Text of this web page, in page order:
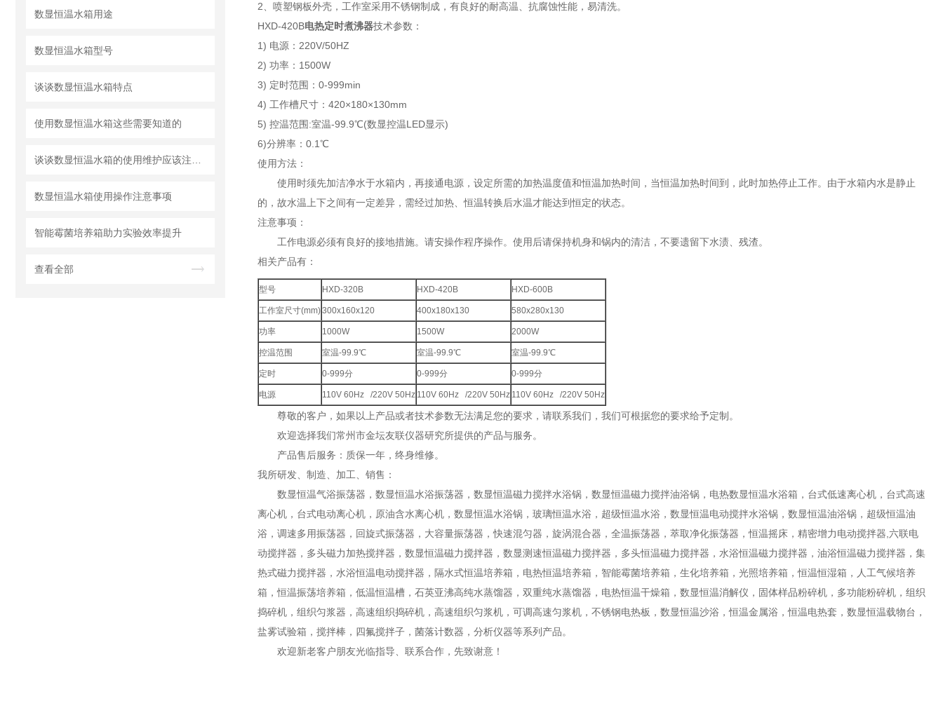
数显恒温水箱用途
数显恒温水箱型号
谈谈数显恒温水箱特点
使用数显恒温水箱这些需要知道的
数显恒温水箱使用操作注意事项
智能霉菌培养箱助力实验效率提升
查看全部
2、喷塑钢板外壳，工作室采用不锈钢制成，有良好的耐高温、抗腐蚀性能，易清洗。
HXD-420B电热定时煮沸器技术参数：
1) 电源：220V/50HZ
2) 功率：1500W
3) 定时范围：0-999min
4) 工作槽尺寸：420×180×130mm
5) 控温范围:室温-99.9℃(数显控温LED显示)
6)分辨率：0.1℃
使用方法：
使用时须先加洁净水于水箱内，再接通电源，设定所需的加热温度值和恒温加热时间，当恒温加热时间到，此时加热停止工作。由于水箱内水是静止
的，故水温上下之间有一定差异，需经过加热、恒温转换后水温才能达到恒定的状态。
注意事项：
工作电源必须有良好的接地措施。请安操作程序操作。使用后请保持机身和锅内的清洁，不要遗留下水渍、残渣。
相关产品有：
型号 HXD-320B HXD-420B HXD-600B
工作室尺寸(mm)300x160x120 400x180x130 580x280x130
功率 1000W 1500W 2000W
控温范围 室温-99.9℃ 室温-99.9℃ 室温-99.9℃
定时 0-999分 0-999分 0-999分
电源 110V 60Hz /220V 50Hz 110V 60Hz /220V 50Hz 110V 60Hz /220V 50Hz
尊敬的客户，如果以上产品或者技术参数无法满足您的要求，请联系我们，我们可根据您的要求给予定制。
欢迎选择我们常州市金坛友联仪器研究所提供的产品与服务。
产品售后服务：质保一年，终身维修。
我所研发、制造、加工、销售：
数显恒温气浴振荡器，数显恒温水浴振荡器，数显恒温磁力搅拌水浴锅，数显恒温磁力搅拌油浴锅，电热数显恒温水浴箱，台式低速离心机，台式高速
离心机，台式电动离心机，原油含水离心机，数显恒温水浴锅，玻璃恒温水浴，超级恒温水浴，数显恒温电动搅拌水浴锅，数显恒温油浴锅，超级恒温油
浴，调速多用振荡器，回旋式振荡器，大容量振荡器，快速混匀器，旋涡混合器，全温振荡器，萃取净化振荡器，恒温摇床，精密增力电动搅拌器,六联电
动搅拌器，多头磁力加热搅拌器，数显恒温磁力搅拌器，数显测速恒温磁力搅拌器，多头恒温磁力搅拌器，水浴恒温磁力搅拌器，油浴恒温磁力搅拌器，集
热式磁力搅拌器，水浴恒温电动搅拌器，隔水式恒温培养箱，电热恒温培养箱，智能霉菌培养箱，生化培养箱，光照培养箱，恒温恒湿箱，人工气候培养
箱，恒温振荡培养箱，低温恒温槽，石英亚沸高纯水蒸馏器，双重纯水蒸馏器，电热恒温干燥箱，数显恒温消解仪，固体样品粉碎机，多功能粉碎机，组织
捣碎机，组织匀浆器，高速组织捣碎机，高速组织匀浆机，可调高速匀浆机，不锈钢电热板，数显恒温沙浴，恒温金属浴，恒温电热套，数显恒温载物台，
盐雾试验箱，搅拌棒，四氟搅拌子，菌落计数器，分析仪器等系列产品。
欢迎新老客户朋友光临指导、联系合作，先致谢意！